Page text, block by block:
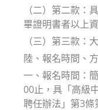
（二）第二款：
畢證明書者以上
（三）第三款：
陸、報名時間、
一、報名時間：
00止，具「高級
聘任辦法」第3